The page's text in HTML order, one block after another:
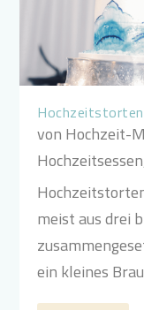
von Hochzeit-
Hochzeitsessen
meist aus drei
ein kleines